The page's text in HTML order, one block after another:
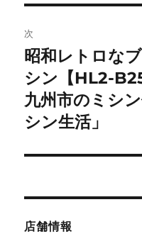
ゲ
ー
シ
ョ
ン
次
次
の
投
稿:
昭和レトロな
シン【HL2-
九州市のミシ
シン生活」
店舗情報